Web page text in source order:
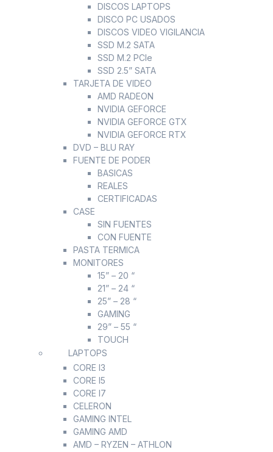
DISCOS LAPTOPS
DISCO PC USADOS
DISCOS VIDEO VIGILANCIA
SSD M.2 SATA
SSD M.2 PCIe
SSD 2.5” SATA
TARJETA DE VIDEO
AMD RADEON
NVIDIA GEFORCE
NVIDIA GEFORCE GTX
NVIDIA GEFORCE RTX
DVD – BLU RAY
FUENTE DE PODER
BASICAS
REALES
CERTIFICADAS
CASE
SIN FUENTES
CON FUENTE
PASTA TERMICA
MONITORES
15” – 20 “
21” – 24 “
25” – 28 “
GAMING
29” – 55 “
TOUCH
LAPTOPS
CORE I3
CORE I5
CORE I7
CELERON
GAMING INTEL
GAMING AMD
AMD – RYZEN – ATHLON